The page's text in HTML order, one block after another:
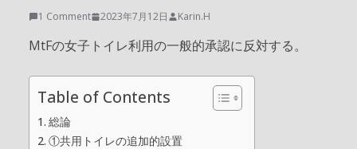
1 Comment 2023年7月12日 Karin.H
MtFの女子トイレ利用の一般的承認に反対する。
Table of Contents
総論
①共用トイレの追加的設置